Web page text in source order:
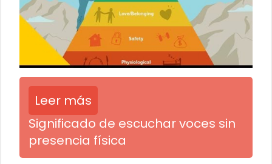
Leer más
Significado de escuchar voces sin
presencia física